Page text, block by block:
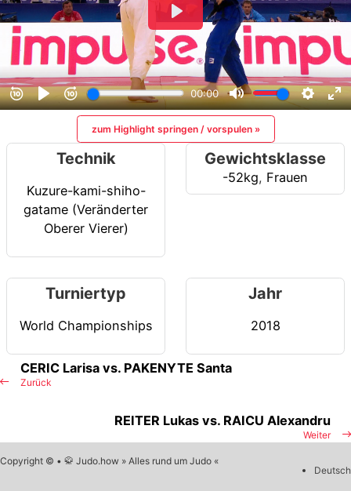
zum Highlight springen / vorspulen »
Technik
Kuzure-kami-shiho-
gatame (Veränderter
Oberer Vierer)
Gewichtsklasse
-52kg, Frauen
Turniertyp
World Championships
Jahr
2018
Zurück
CERIC Larisa vs. PAKENYTE Santa
Weiter
REITER Lukas vs. RAICU Alexandru
Copyright © • 🥋 Judo.how » Alles rund um Judo «
Deutsch